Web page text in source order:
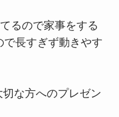
るので家事をする
長すぎず動きやす
な方へのプレゼン